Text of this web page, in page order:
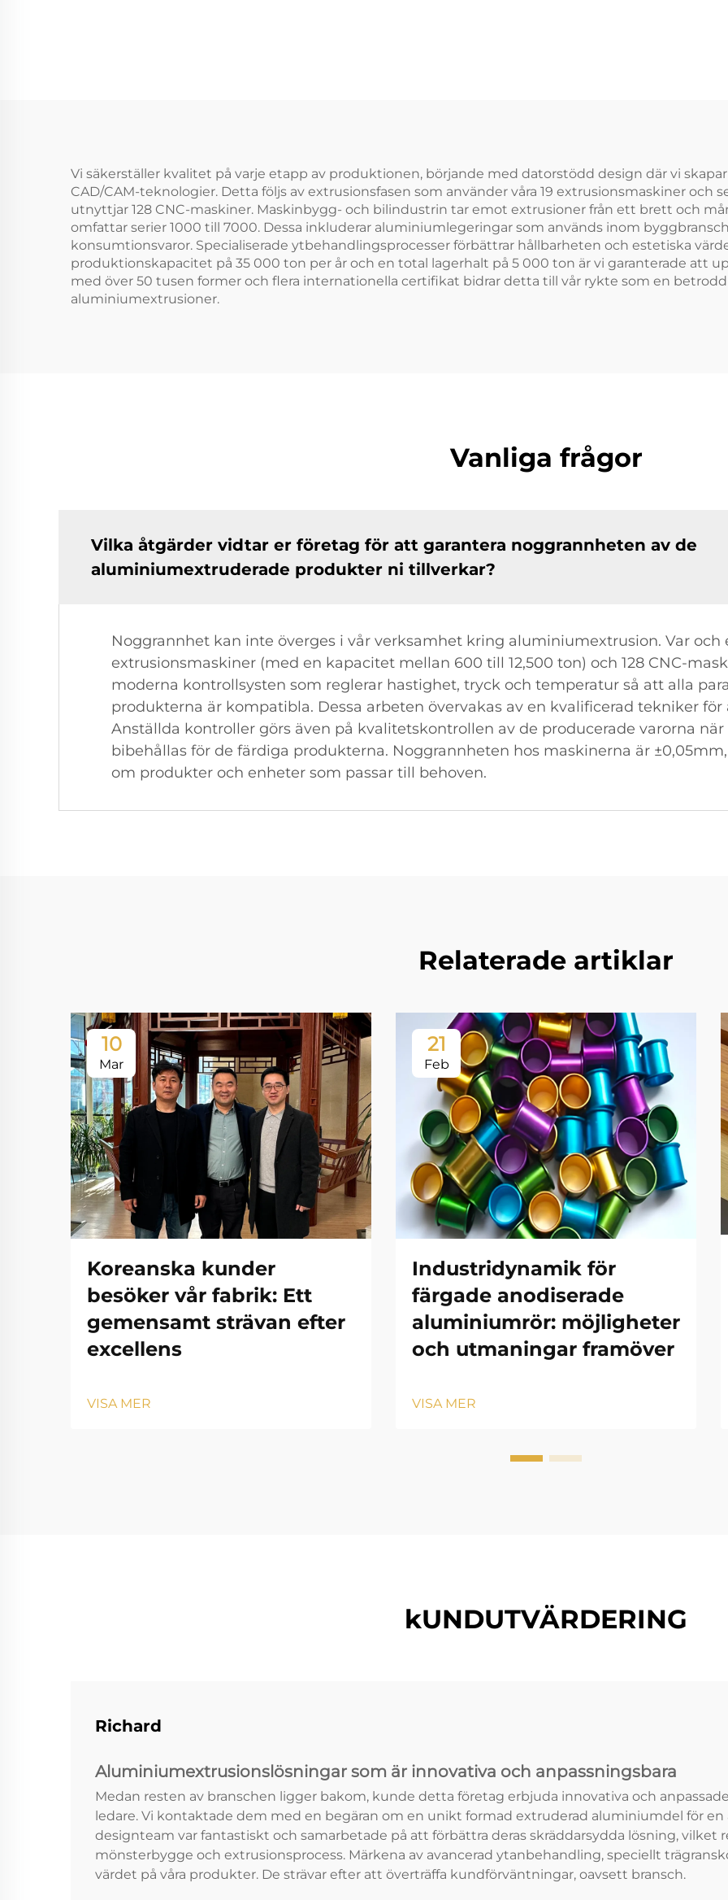
Vi säkerställer kvalitet på varje etapp av produktionen, börjande med datorstödd design där vi
CAD/CAM-teknologier. Detta följs av extrusionsfasen som använder våra 19 extrusionsmaskiner och
utnyttjar 128 CNC-maskiner. Maskinbygg- och bilindustrin tar emot extrusioner från ett brett och
omfattar serier 1000 till 7000. Dessa inkluderar aluminiumlegeringar som används inom
konsumtionsvaror. Specialiserade ytbehandlingsprocesser förbättrar hållbarheten och estetiska
produktionskapacitet på 35 000 ton per år och en total lagerhalt på 5 000 ton är vi garanterade att
med över 50 tusen former och flera internationella certifikat bidrar detta till vår rykte som en
aluminiumextrusioner.
Vanliga frågor
Vilka åtgärder vidtar er företag för att garantera noggrannheten av de
aluminiumextruderade produkter ni tillverkar?
Noggrannhet kan inte överges i vår verksamhet kring aluminiumextrusion. Var och
extrusionsmaskiner (med en kapacitet mellan 600 till 12,500 ton) och 128 CNC-
moderna kontrollsysten som reglerar hastighet, tryck och temperatur så att alla
produkterna är kompatibla. Dessa arbeten övervakas av en kvalificerad tekniker
Anställda kontroller görs även på kvalitetskontrollen av de producerade varorna
bibehållas för de färdiga produkterna. Noggrannheten hos maskinerna är
om produkter och enheter som passar till behoven.
Relaterade artiklar
10
Mar
Koreanska kunder
besöker vår fabrik: Ett
gemensamt strävan efter
excellens
VISA MER
21
Feb
Industridynamik för
färgade anodiserade
aluminiumrör: möjligheter
och utmaningar framöver
VISA MER
kUNDUTVÄRDERING
Richard
Aluminiumextrusionslösningar som är innovativa och anpassningsbara
Medan resten av branschen ligger bakom, kunde detta företag erbjuda innovativa och
ledare. Vi kontaktade dem med en begäran om en unikt formad extruderad aluminiumdel för en
designteam var fantastiskt och samarbetade på att förbättra deras skräddarsydda lösning, vilket
mönsterbygge och extrusionsprocess. Märkena av avancerad ytanbehandling, speciellt
värdet på våra produkter. De strävar efter att överträffa kundförväntningar, oavsett bransch.